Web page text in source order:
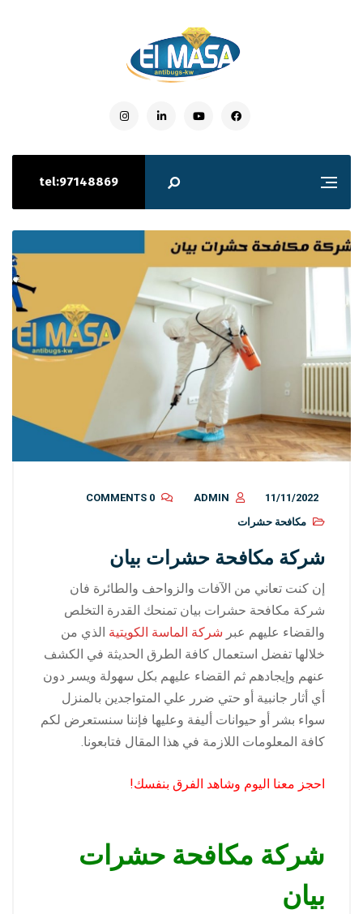
tel:97148869
11/11/2022
ADMIN
0 COMMENTS
مكافحة حشرات
شركة مكافحة حشرات بيان
إن كنت تعاني من الآفات والزواحف والطائرة فان
شركة مكافحة حشرات بيان تمنحك القدرة التخلص
والقضاء عليهم عبر شركة الماسة الكويتية الذي من
خلالها تفضل استعمال كافة الطرق الحديثة في الكشف
عنهم وإيجادهم ثم القضاء عليهم بكل سهولة ويسر دون
أي أثار جانبية أو حتي ضرر علي المتواجدين بالمنزل
سواء بشر أو حيوانات أليفة وعليها فإننا سنستعرض لكم
كافة المعلومات اللازمة في هذا المقال فتابعونا.
احجز معنا اليوم وشاهد الفرق بنفسك!
شركة مكافحة حشرات
بيان